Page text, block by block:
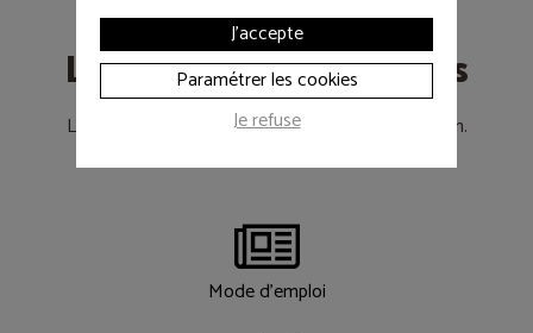
Les informations utiles
Le déroulement d’un achat de matériel d’occasion.
Mode d'emploi
J'accepte
Paramétrer les cookies
Je refuse